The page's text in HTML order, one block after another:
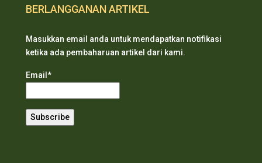
BERLANGGANAN ARTIKEL
Masukkan email anda untuk mendapatkan notifikasi
ketika ada pembaharuan artikel dari kami.
Email*